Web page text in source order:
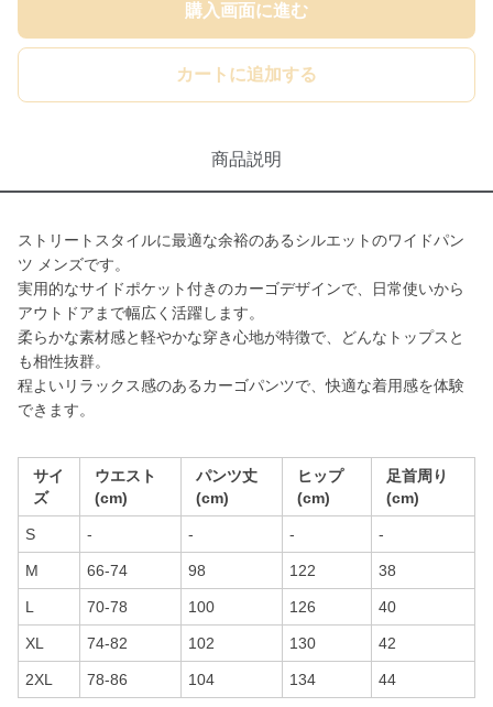
購入画面に進む
カートに追加する
商品説明
ストリートスタイルに最適な余裕のあるシルエットのワイドパン
ツ メンズです。
実用的なサイドポケット付きのカーゴデザインで、日常使いから
アウトドアまで幅広く活躍します。
柔らかな素材感と軽やかな穿き心地が特徴で、どんなトップスと
も相性抜群。
程よいリラックス感のあるカーゴパンツで、快適な着用感を体験
できます。
サイ
ズ
ウエスト
(cm)
パンツ丈
(cm)
ヒップ
(cm)
足首周り
(cm)
S - - - -
M 66-74 98 122 38
L 70-78 100 126 40
XL 74-82 102 130 42
2XL 78-86 104 134 44